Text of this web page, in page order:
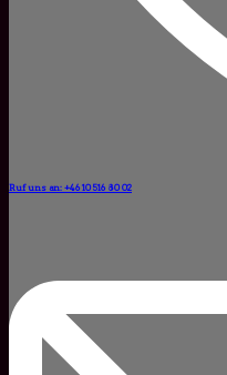
Ruf uns an: +46 10 516 80 02